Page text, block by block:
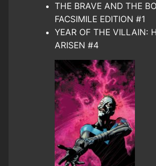
THE BRAVE AND THE
FACSIMILE EDITION #1
YEAR OF THE VILLAIN:
ARISEN #4